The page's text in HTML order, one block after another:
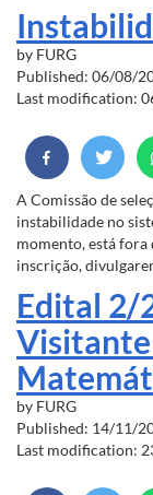
by FURG
Published: 06/08/
Last modification:
A Comissão de
instabilidade no
momento, está
inscrição,
Edital 2/
Visitante
by FURG
Published: 14/11/
Last modification: